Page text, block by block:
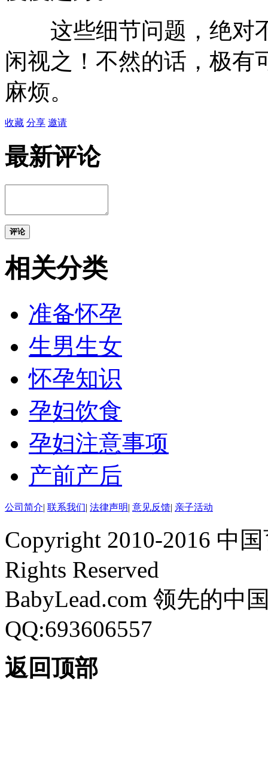
这些细节问题，绝对
闲视之！不然的话，极有
麻烦。
收藏 分享 邀请
最新评论
评论
相关分类
准备怀孕
生男生女
怀孕知识
孕妇饮食
孕妇注意事项
产前产后
公司简介| 联系我们| 法律声明| 意见反馈| 亲子活动
Copyright 2010-2016 中
Rights Reserved
BabyLead.com 领先的中
QQ:693606557
返回顶部